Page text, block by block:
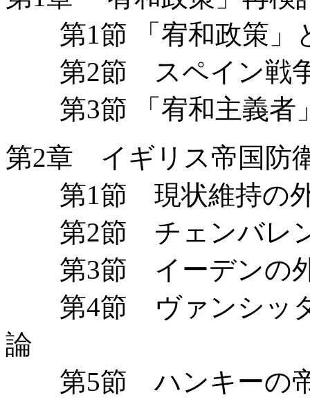
第1節 「宥和政策」
第2節 スペイン戦争
第3節 「宥和主義者
第2章 イギリス帝国防
第1節 現状維持の外
第2節 チェンバレン
第3節 イーデンの
第4節 ヴァンシッタ
論
第5節 ハンキーの帝